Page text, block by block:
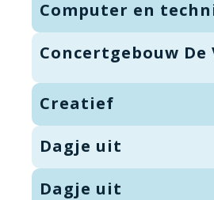
Computer en
Concertgebouw
Creatief
Dagje uit
Dagje uit